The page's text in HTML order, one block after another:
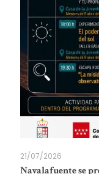
21/07/2026
Navalafuente se